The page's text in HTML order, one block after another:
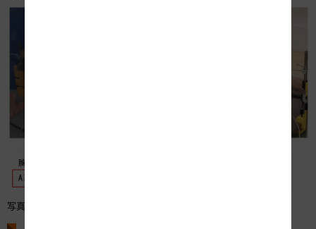
写真-5 性能評価試験実施結果